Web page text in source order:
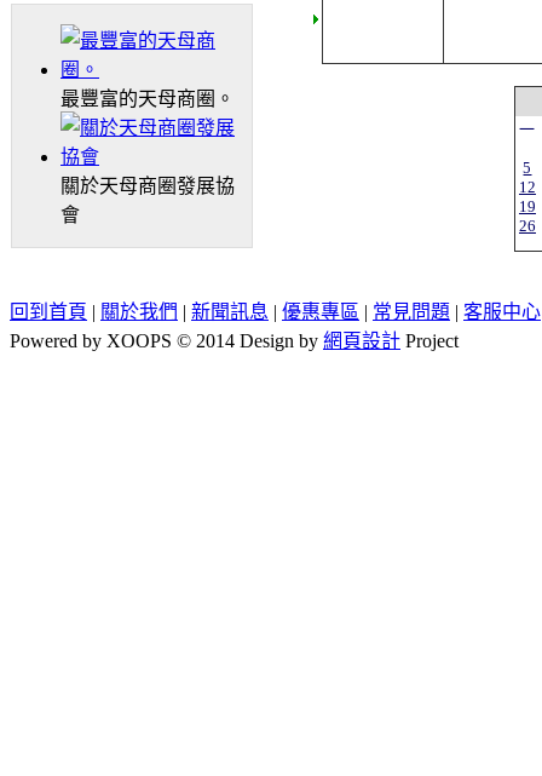
最豐富的天母商圈。
關於天母商圈發展協
會
一
5
12
19
26
回到首頁 | 關於我們 | 新聞訊息 | 優惠專區 | 常見問題 | 客服中心
Powered by XOOPS © 2014 Design by 網頁設計 Project